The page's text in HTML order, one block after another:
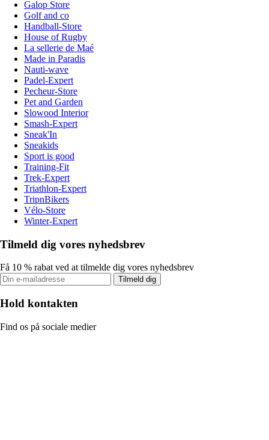
Galop Store
Golf and co
Handball-Store
House of Rugby
La sellerie de Maé
Made in Paradis
Nauti-wave
Padel-Expert
Pecheur-Store
Pet and Garden
Slowood Interior
Smash-Expert
Sneak'In
Sneakids
Sport is good
Training-Fit
Trek-Expert
Triathlon-Expert
TripnBikers
Vélo-Store
Winter-Expert
Tilmeld dig vores nyhedsbrev
Få 10 % rabat ved at tilmelde dig vores nyhedsbrev
Tilmeld dig
Hold kontakten
Find os på sociale medier